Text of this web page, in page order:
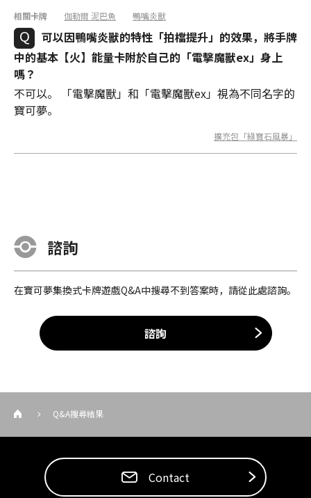
相關卡牌 伽勒爾 泥巴魚 鴨嘴炎獸
可以因鴨嘴炎獸的特性「拍檔提升」的效果，將手牌
中的基本【火】能量卡附於自己的「電擊魔獸ex」身上
嗎？
不可以。 「電擊魔獸」和「電擊魔獸ex」視為不同名字的
寶可夢。
擴充包「綠寶石風暴」
諮詢
在寶可夢集換式卡牌遊戲Q&A中搜尋不到答案時，請從此處諮詢。
諮詢
Q&A搜尋結果
Contact